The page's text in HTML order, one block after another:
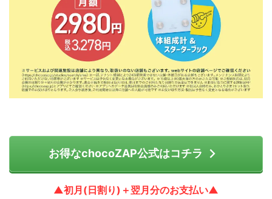
お得なchocoZAP公式はコチラ
▲初月(日割り)＋翌月分のお支払い▲